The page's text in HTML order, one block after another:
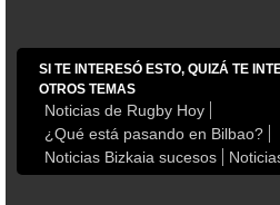
SI TE INTERESÓ ESTO, QUIZÁ TE
OTROS TEMAS
Noticias de Rugby Hoy
¿Qué está pasando en Bilbao?
Noticias Bizkaia sucesos